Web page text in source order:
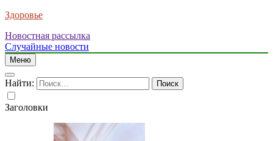
Здоровье
Новостная рассылка
Случайные новости
Меню
Найти:
Заголовки